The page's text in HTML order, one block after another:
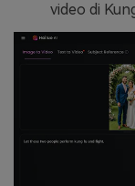
video di